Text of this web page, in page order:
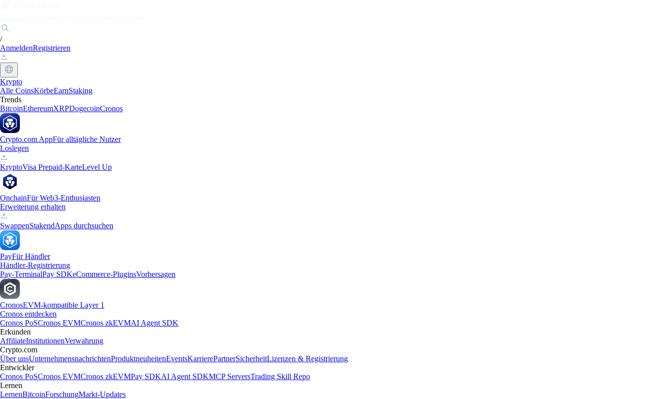
/
AnmeldenRegistrieren
Krypto
Alle CoinsKörbeEarnStaking
Trends
BitcoinEthereumXRPDogecoinCronos
Crypto.com AppFür alltägliche Nutzer
Loslegen
KryptoVisa Prepaid-KarteLevel Up
OnchainFür Web3-Enthusiasten
Erweiterung erhalten
SwappenStakendApps durchsuchen
PayFür Händler
Händler-Registrierung
Pay-TerminalPay SDKeCommerce-PluginsVorhersagen
CronosEVM-kompatible Layer 1
Cronos entdecken
Cronos PoSCronos EVMCronos zkEVMAI Agent SDK
Erkunden
AffiliateInstitutionenVerwahrung
Crypto.com
Über unsUnternehmensnachrichtenProduktneuheitenEventsKarrierePartnerSicherheitLizenzen & Registrierung
Entwickler
Cronos PoSCronos EVMCronos zkEVMPay SDKAI Agent SDKMCP ServersTrading Skill Repo
Lernen
LernenBitcoinForschungMarkt-Updates